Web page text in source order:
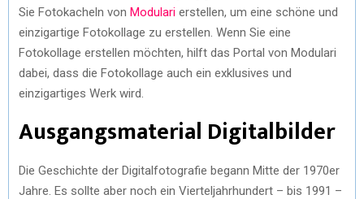
Sie Fotokacheln von Modulari erstellen, um eine schöne und
einzigartige Fotokollage zu erstellen. Wenn Sie eine
Fotokollage erstellen möchten, hilft das Portal von Modulari
dabei, dass die Fotokollage auch ein exklusives und
einzigartiges Werk wird.
Ausgangsmaterial Digitalbilder
Die Geschichte der Digitalfotografie begann Mitte der 1970er
Jahre. Es sollte aber noch ein Vierteljahrhundert – bis 1991 –